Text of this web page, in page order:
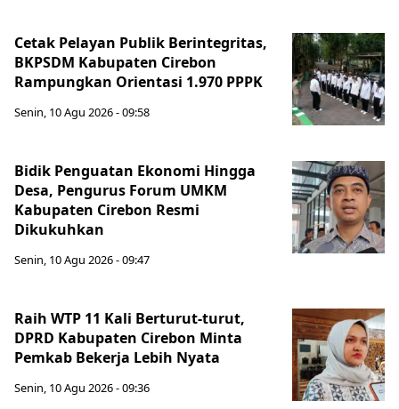
Cetak Pelayan Publik Berintegritas,
BKPSDM Kabupaten Cirebon
Rampungkan Orientasi 1.970 PPPK
Senin, 10 Agu 2026 - 09:58
Bidik Penguatan Ekonomi Hingga
Desa, Pengurus Forum UMKM
Kabupaten Cirebon Resmi
Dikukuhkan
Senin, 10 Agu 2026 - 09:47
Raih WTP 11 Kali Berturut-turut,
DPRD Kabupaten Cirebon Minta
Pemkab Bekerja Lebih Nyata
Senin, 10 Agu 2026 - 09:36